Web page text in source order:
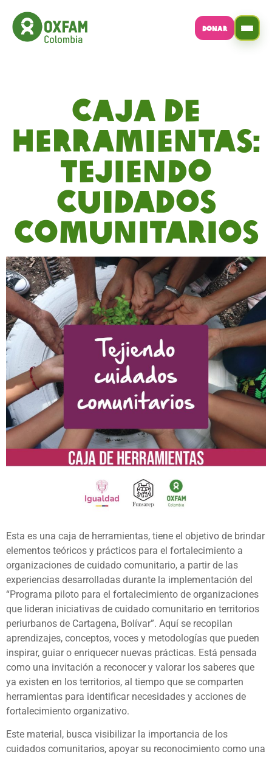
DONAR
Caja de
herramientas:
Tejiendo
Cuidados
Comunitarios
Esta es una caja de herramientas, tiene el objetivo de brindar
elementos teóricos y prácticos para el fortalecimiento a
organizaciones de cuidado comunitario, a partir de las
experiencias desarrolladas durante la implementación del
“Programa piloto para el fortalecimiento de organizaciones
que lideran iniciativas de cuidado comunitario en territorios
periurbanos de Cartagena, Bolívar”. Aquí se recopilan
aprendizajes, conceptos, voces y metodologías que pueden
inspirar, guiar o enriquecer nuevas prácticas. Está pensada
como una invitación a reconocer y valorar los saberes que
ya existen en los territorios, al tiempo que se comparten
herramientas para identificar necesidades y acciones de
fortalecimiento organizativo.
Este material, busca visibilizar la importancia de los
cuidados comunitarios, apoyar su reconocimiento como una